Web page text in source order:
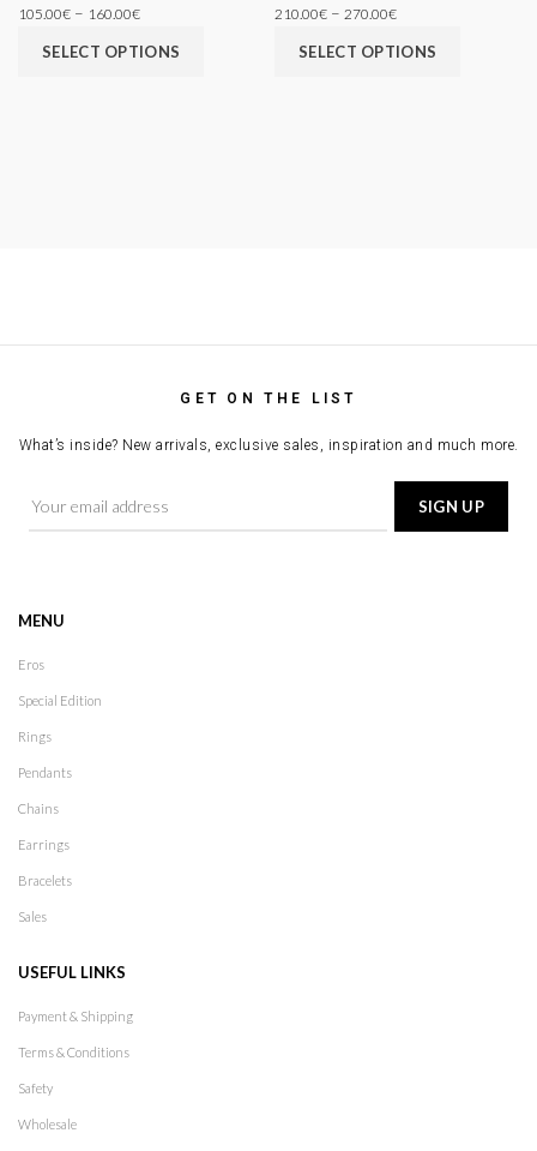
105.00€ – 160.00€
SELECT OPTIONS
210.00€ – 270.00€
SELECT OPTIONS
GET ON THE LIST
What’s inside? New arrivals, exclusive sales, inspiration and much more.
MENU
Eros
Special Edition
Rings
Pendants
Chains
Earrings
Bracelets
Sales
USEFUL LINKS
Payment & Shipping
Terms & Conditions
Safety
Wholesale